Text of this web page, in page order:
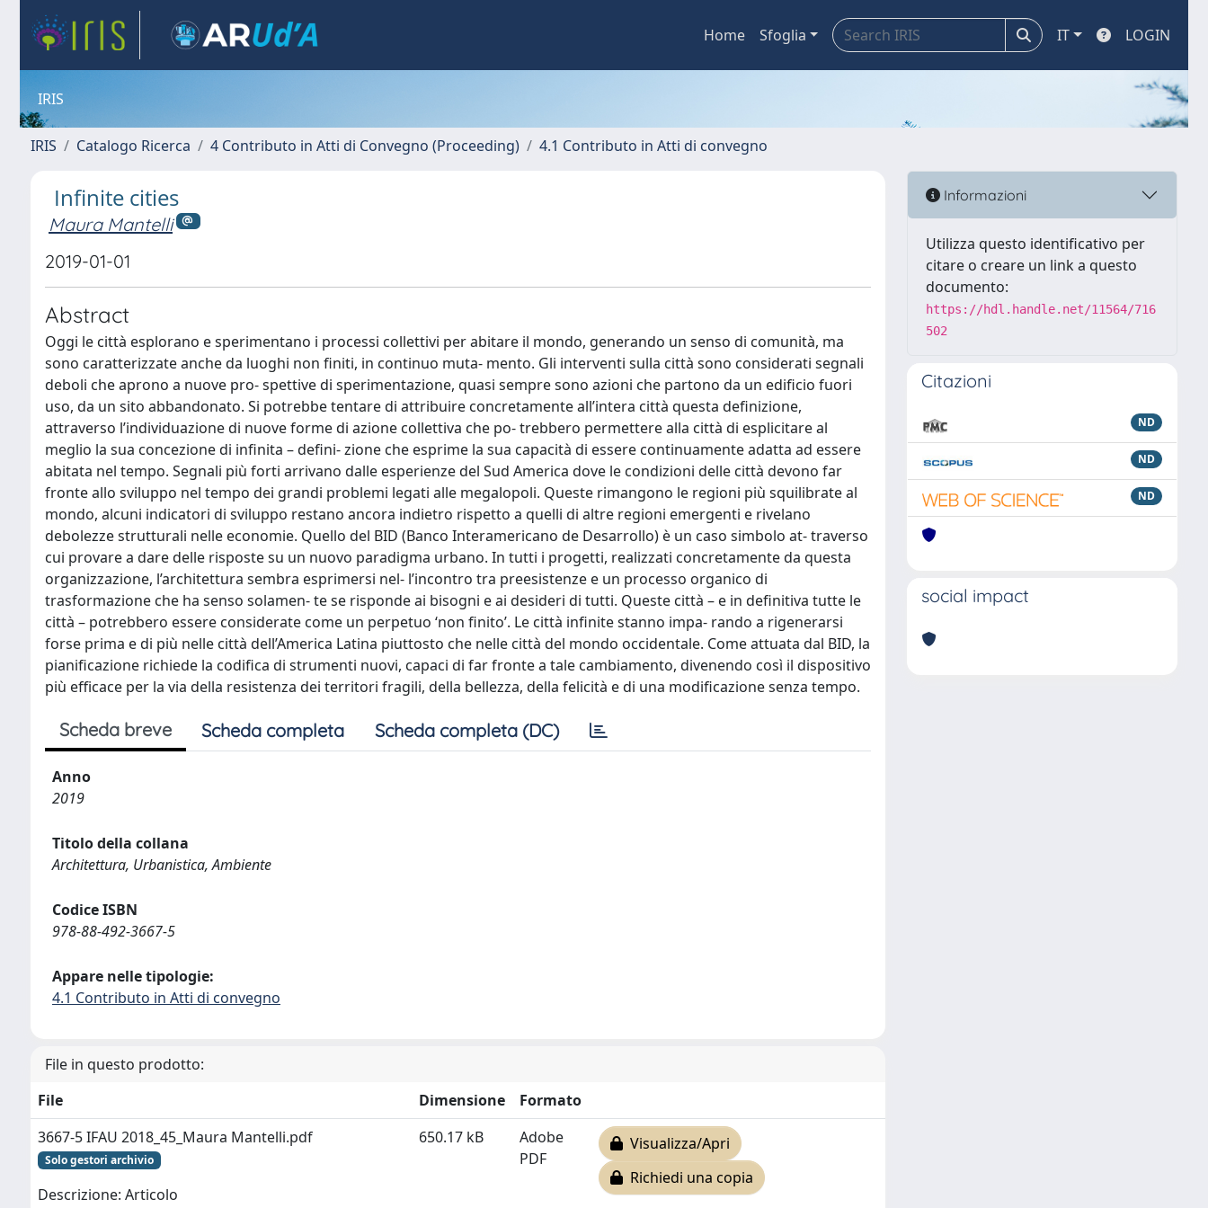
Home Sfoglia IT LOGIN
IRIS
IRIS Catalogo Ricerca 4 Contributo in Atti di Convegno (Proceeding) 4.1 Contributo in Atti di convegno
Infinite cities
Maura Mantelli
2019-01-01
Abstract
Oggi le città esplorano e sperimentano i processi collettivi per abitare il mondo, generando un senso di comunità, ma
sono caratterizzate anche da luoghi non finiti, in continuo muta- mento. Gli interventi sulla città sono considerati segnali
deboli che aprono a nuove pro- spettive di sperimentazione, quasi sempre sono azioni che partono da un edificio fuori
uso, da un sito abbandonato. Si potrebbe tentare di attribuire concretamente all’intera città questa definizione,
attraverso l’individuazione di nuove forme di azione collettiva che po- trebbero permettere alla città di esplicitare al
meglio la sua concezione di infinita – defini- zione che esprime la sua capacità di essere continuamente adatta ad essere
abitata nel tempo. Segnali più forti arrivano dalle esperienze del Sud America dove le condizioni delle città devono far
fronte allo sviluppo nel tempo dei grandi problemi legati alle megalopoli. Queste rimangono le regioni più squilibrate al
mondo, alcuni indicatori di sviluppo restano ancora indietro rispetto a quelli di altre regioni emergenti e rivelano
debolezze strutturali nelle economie. Quello del BID (Banco Interamericano de Desarrollo) è un caso simbolo at- traverso
cui provare a dare delle risposte su un nuovo paradigma urbano. In tutti i progetti, realizzati concretamente da questa
organizzazione, l’architettura sembra esprimersi nel- l’incontro tra preesistenze e un processo organico di
trasformazione che ha senso solamen- te se risponde ai bisogni e ai desideri di tutti. Queste città – e in definitiva tutte le
città – potrebbero essere considerate come un perpetuo ‘non finito’. Le città infinite stanno impa- rando a rigenerarsi
forse prima e di più nelle città dell’America Latina piuttosto che nelle città del mondo occidentale. Come attuata dal BID, la
pianificazione richiede la codifica di strumenti nuovi, capaci di far fronte a tale cambiamento, divenendo così il dispositivo
più efficace per la via della resistenza dei territori fragili, della bellezza, della felicità e di una modificazione senza tempo.
Scheda breve Scheda completa Scheda completa (DC)
Anno
2019
Titolo della collana
Architettura, Urbanistica, Ambiente
Codice ISBN
978-88-492-3667-5
Appare nelle tipologie:
4.1 Contributo in Atti di convegno
File in questo prodotto:
File
Dimensione
Formato
3667-5 IFAU 2018_45_Maura Mantelli.pdf
Solo gestori archivio
Descrizione: Articolo
650.17 kB
Adobe
PDF
Visualizza/Apri
Richiedi una copia
Informazioni
Utilizza questo identificativo per
citare o creare un link a questo
documento:
https://hdl.handle.net/11564/716
502
Citazioni
ND
ND
ND
social impact